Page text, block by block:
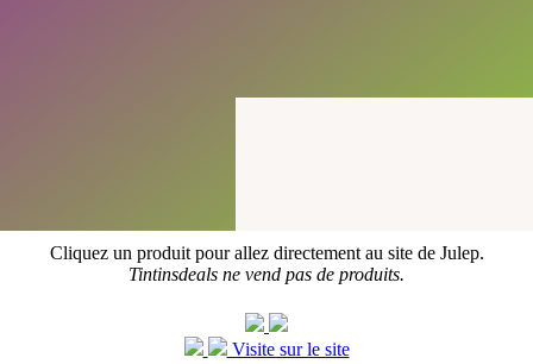
Cliquez un produit pour allez directement au site de Julep.
Tintinsdeals ne vend pas de produits.
Visite sur le site